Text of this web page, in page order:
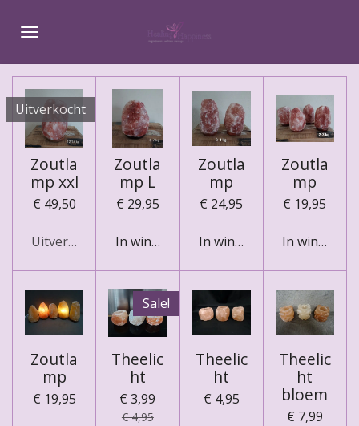
direct
de
hoofdinhoud
Uitverkocht
Zoutla
mp xxl
€ 49,50
Uitverkocht
Zoutla
mp L
€ 29,95
In winkelwagen
Zoutla
mp
€ 24,95
In winkelwagen
Zoutla
mp
€ 19,95
In
Zoutla
mp
€ 19,95
Sale!
Theelic
ht
€ 3,99
€ 4,95
Theelic
ht
€ 4,95
Theelic
ht
bloem
€ 7,99